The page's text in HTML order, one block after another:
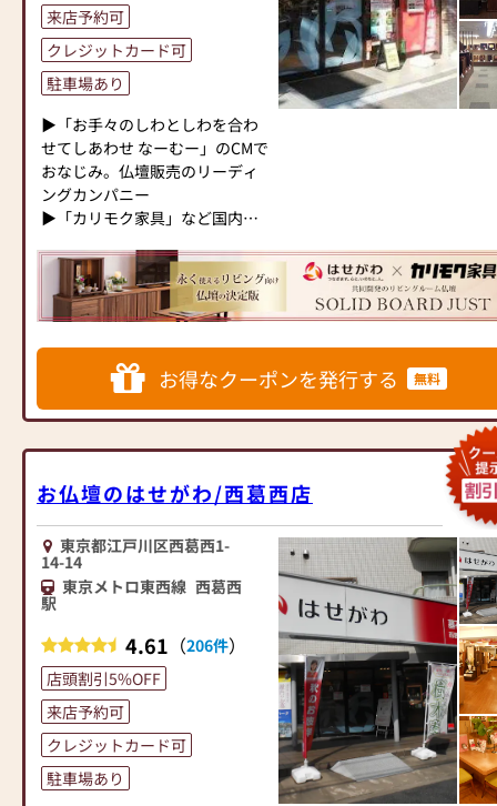
3⃣ 毎月27日【仏壇の日】日本
堂大推薦の伝統『東京仏壇』と
『唐木仏壇』が15％OFF(セール
品及び一部商品除外）
買い得規格を実施しておりま
す。是非！皆様！ご活用下さい!!
＝☆＝☆＝☆＝☆＝☆＝☆＝☆
＝☆＝☆＝☆＝☆＝☆＝☆＝☆
＝☆＝☆＝☆＝☆＝☆＝☆＝☆
＝＝
創業300有余年の永きに渡り神
神・仏具の専門店として多くの
お客様に支えられてまいりまし
た。製造から販売まで、より迅
する事をモットーに、日々精進
お客様のお近くの仏壇店、お仏
壇の日本堂町田駅前店に何なり
とお申し付け頂きますようにお
願いを申し上げます。
東京都伝統工芸品の東京仏壇を
はじめ唐木仏壇・現代仏壇・家
具調仏壇を展示し、お客様のご
来店をお待ちしております。
小田急町田駅前店店頭スタッフ
は仏事コーディネーター(ゴール
ド2名・シルバー1名）をはじ
め、お仏壇の日本堂町田駅前店
仏具をご覧いただけます。スタ
ッフ一同、心よりお待ちしてお
ります。」
きを致します)
≪お仏壇のはせがわよりお客様
へ≫
「仏壇や仏具をお探しでした
ら、ぜひお仏壇のはせがわにお
越しください。当店は幅広い品
揃えとリーズナブルな価格でお
客様をお迎えしています。
仏壇には様々な種類がございま
ンなデザインの仏壇、またコン
パクトなサイズの仏壇など、お
客様のご要望に合わせて選ぶこ
刻、仏像の種類も豊富にご用意
しておりますので、心からご供
養いただける仏壇を見つけてい
ただけます。
さらに、仏具も充実しておりま
立てなど、お仏壇のセットや個
別のアイテムも豊富に揃えてお
ります。お好みやご自宅のお仏
壇に合わせて、お求めいただけ
ます。
当店の魅力は、品質と価格のバ
ランスです。品質に妥協せず、
お求めやすい価格を実現してい
ます。お客様に長くご利用いた
だけるような耐久性のある商品
を取り扱っておりますので、安
心してお買い物をお楽しみいた
だけます。
す。1,000種類以上の組み合わせ
の中からお客様に合ったお仏
壇・お仏具をご提案いたしま
す。
≪「カリモク家具」との協同開
発≫
お仏壇のはせがわは、日本を代
表する家具メーカー「カリモク
家具」との協同開発で、現代の
住宅にあったモダンなお仏壇を
作っています。他にも国内の家
具専門メーカーと作り上げたお
仏壇コレクションがあり、祈る
チを提案します。
≪はせがわ店舗サービスのご案
●仏壇・仏具・お墓・相続・遺
品整理のご相談
●ご来店予約(ページ内の「来店
予約ボタン」からお申込くださ
い)
●お電話(ご相談や商品のご注文
を承ります。お電話時に「いい
仏壇を見た」とお伝えください)
●訪問(はせがわの専門スタッフ
がご相談や商品ご購入のお手続
きを致します)
≪お仏壇のはせがわよりお客様
へ≫
「仏壇や仏具をお探しでした
来店予約可
クレジットカード可
駐車場あり
▶「お手々のしわとしわを合わ
せてしあわせ なーむー」のCMで
おなじみ。仏壇販売のリーディ
ングカンパニー
▶「カリモク家具」など国内家
ンテリアにマッチするお仏壇を
展開
国内130店舗以上のスケールメ
リットと東証上場の信頼。創業
以来、親切・丁寧な説明と対応
を心がけ、年間約25,000基のお
仏壇、約3,000基のお墓を納めて
では、さまざまな供養（対話の
場づくり）の形をご提案してお
ります。ご自身、ご家族にあっ
た供養の形について、迷うこと
や、お困りのことなどございま
したら、ぜひ、お気軽にご相談
ください。店内にはお仏壇・お
仏具・お位牌・お線香・お念珠
等、豊富にご用意しておりま
す。1,000種類以上の組み合わせ
の中からお客様に合ったお仏
壇・お仏具をご提案いたしま
す。
お得なクーポンを発行する 無料
お仏壇のはせがわ/西葛西店
東京都江戸川区西葛西1-
14-14
東京メトロ東西線 西葛西
駅
4.61 （206件）
店頭割引5%OFF
来店予約可
クレジットカード可
駐車場あり